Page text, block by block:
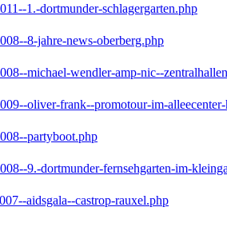
1.-dortmunder-schlagergarten.php
8-jahre-news-oberberg.php
michael-wendler-amp-nic--
oliver-frank--promotour-im-
partyboot.php
9.-dortmunder-fernsehgarten-im-
aidsgala--castrop-rauxel.php